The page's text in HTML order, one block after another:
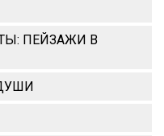
ПЕЙЗАЖИ В